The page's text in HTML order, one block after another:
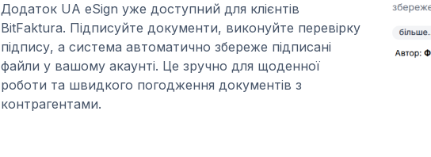
Додаток UA eSign уже доступний для клієнтів
BitFaktura. Підписуйте документи, виконуйте перевірку
підпису, а система автоматично збереже підписані
файли у вашому акаунті. Це зручно для щоденної
роботи та швидкого погодження документів з
контрагентами.